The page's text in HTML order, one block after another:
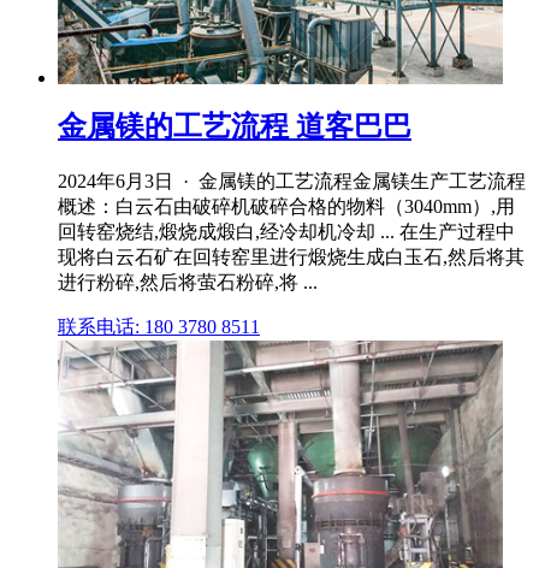
金属镁的工艺流程 道客巴巴
2024年6月3日 · 金属镁的工艺流程金属镁生产工艺流程
概述：白云石由破碎机破碎合格的物料（3040mm）,用
回转窑烧结,煅烧成煅白,经冷却机冷却 ... 在生产过程中
现将白云石矿在回转窑里进行煅烧生成白玉石,然后将其
进行粉碎,然后将萤石粉碎,将 ...
联系电话: 180 3780 8511